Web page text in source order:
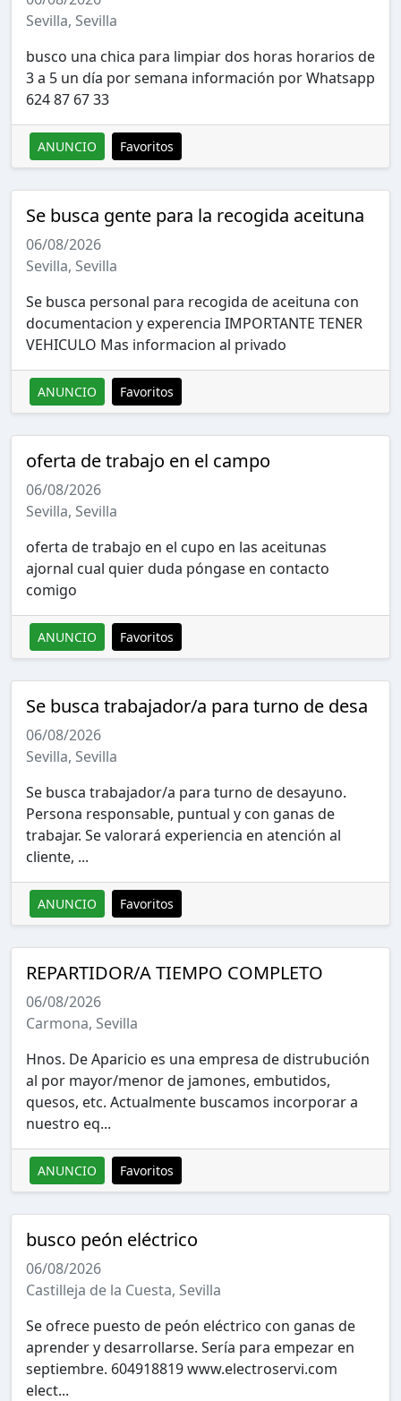
Sevilla, Sevilla
busco una chica para limpiar dos horas horarios de
3 a 5 un día por semana información por Whatsapp
624 87 67 33
ANUNCIO Favoritos
Se busca gente para la recogida aceituna
06/08/2026
Sevilla, Sevilla
Se busca personal para recogida de aceituna con
documentacion y experencia IMPORTANTE TENER
VEHICULO Mas informacion al privado
ANUNCIO Favoritos
oferta de trabajo en el campo
06/08/2026
Sevilla, Sevilla
oferta de trabajo en el cupo en las aceitunas
ajornal cual quier duda póngase en contacto
comigo
ANUNCIO Favoritos
Se busca trabajador/a para turno de desa
06/08/2026
Sevilla, Sevilla
Se busca trabajador/a para turno de desayuno.
Persona responsable, puntual y con ganas de
trabajar. Se valorará experiencia en atención al
cliente, ...
ANUNCIO Favoritos
REPARTIDOR/A TIEMPO COMPLETO
06/08/2026
Carmona, Sevilla
Hnos. De Aparicio es una empresa de distrubución
al por mayor/menor de jamones, embutidos,
quesos, etc. Actualmente buscamos incorporar a
nuestro eq...
ANUNCIO Favoritos
busco peón eléctrico
06/08/2026
Castilleja de la Cuesta, Sevilla
Se ofrece puesto de peón eléctrico con ganas de
aprender y desarrollarse. Sería para empezar en
septiembre. 604918819 www.electroservi.com
elect...